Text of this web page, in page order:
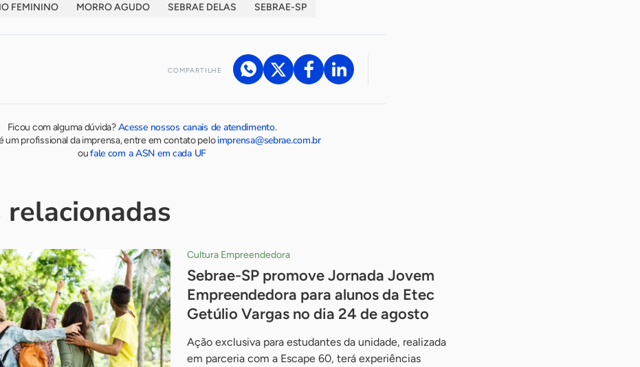
FEMININO MORRO AGUDO SEBRAE DELAS SEBRAE-SP
COMPARTILHE
Ficou com alguma dúvida?Acesse nossos canais de atendimento.
um profissional da imprensa, entre em contato peloimprensa@sebrae.com.br
oufale com a ASN em cada UF
relacionadas
Cultura Empreendedora
Sebrae-SP promove Jornada Jovem
Empreendedora para alunos da Etec
Getúlio Vargas no dia 24 de agosto
Ação exclusiva para estudantes da unidade, realizada
em parceria com a Escape 60, terá experiências